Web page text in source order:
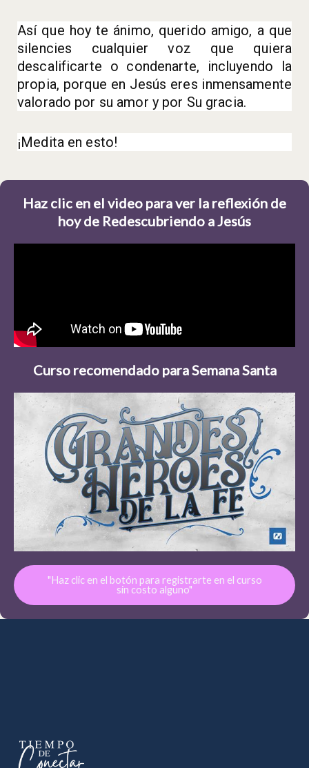
Así que hoy te ánimo, querido amigo, a que
silencies cualquier voz que quiera
descalificarte o condenarte, incluyendo la
propia, porque en Jesús eres inmensamente
valorado por su amor y por Su gracia.
¡Medita en esto!
Haz clic en el video para ver la reflexión de
hoy de Redescubriendo a Jesús
Curso recomendado para Semana Santa
"Haz clic en el botón para registrarte en el curso
sin costo alguno"